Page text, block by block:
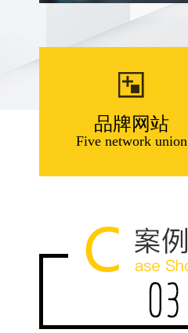
品牌网站
Five network union